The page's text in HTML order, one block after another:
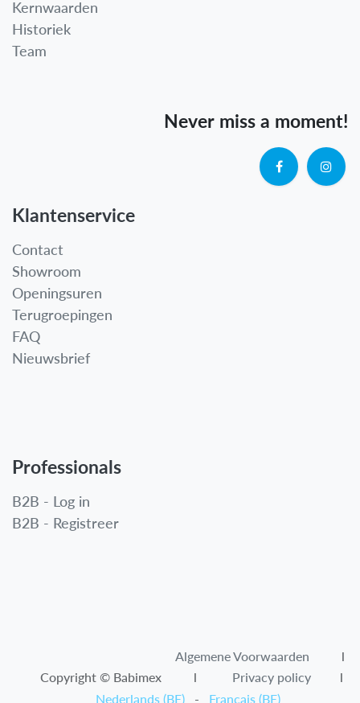
Kernwaarden
Historiek
Team
Never miss a moment!
Klantenservice
Contact
Showroom
Openingsuren
Terugroepingen
FAQ
Nieuwsbrief
Professionals
B2B - Log in
B2B - Registreer
Algemene Voorwaarden​
l
Copyright © Babimex l Privacy policy
l
Nederlands (BE)
- Français (BE)